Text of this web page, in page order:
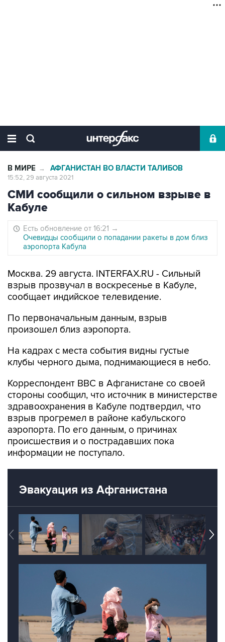
В МИРЕ → АФГАНИСТАН ВО ВЛАСТИ ТАЛИБОВ
15:52, 29 августа 2021
СМИ сообщили о сильном взрыве в
Кабуле
Есть обновление от 16:21 →
Очевидцы сообщили о попадании ракеты в дом близ
аэропорта Кабула
Москва. 29 августа. INTERFAX.RU - Сильный
взрыв прозвучал в воскресенье в Кабуле,
сообщает индийское телевидение.
По первоначальным данным, взрыв
произошел близ аэропорта.
На кадрах с места события видны густые
клубы черного дыма, поднимающиеся в небо.
Корреспондент BBC в Афганистане со своей
стороны сообщил, что источник в министерстве
здравоохранения в Кабуле подтвердил, что
взрыв прогремел в районе кабульского
аэропорта. По его данным, о причинах
происшествия и о пострадавших пока
информации не поступало.
Эвакуация из Афганистана